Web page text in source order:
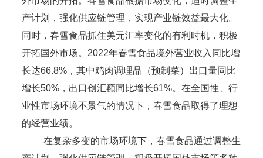
产计划，强化供应链管理，实现产业链效益最大化。
同时，春雪食品抓住美元汇率变化的有利时机，积极
开拓国外市场。2022年春雪食品境外营业收入同比增
长达66.8%，其中鸡肉调理品（预制菜）出口量同比
增长50%，出口创汇额同比增长61%。在全国性、行
业性市场环境不景气的情况下，春雪食品取得了理想
的经营业绩。
在复杂多变的市场环境下，春雪食品通过调整生